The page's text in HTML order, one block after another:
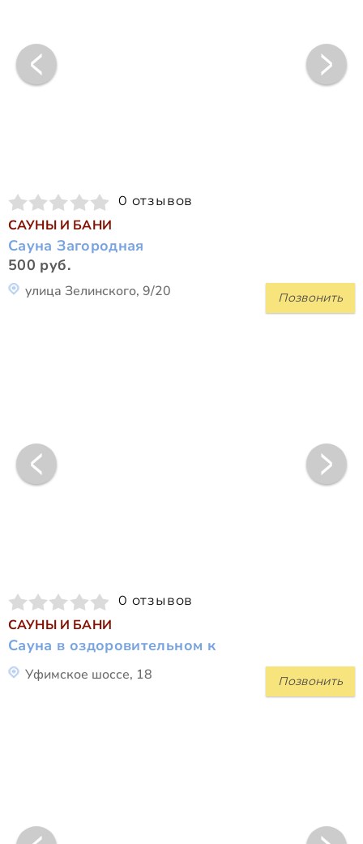
0 отзывов
САУНЫ И БАНИ
Сауна Загородная
500 руб.
Позвонить
улица Зелинского, 9/20
0 отзывов
САУНЫ И БАНИ
Сауна в оздоровительном к
Позвонить
Уфимское шоссе, 18